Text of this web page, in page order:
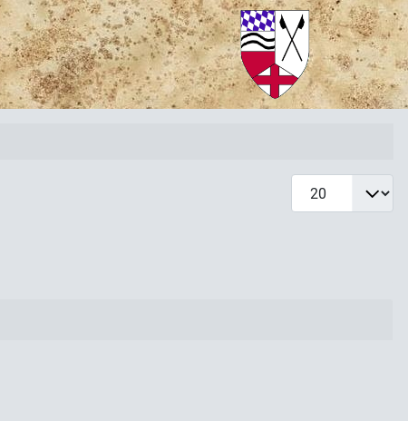
Anzeige #